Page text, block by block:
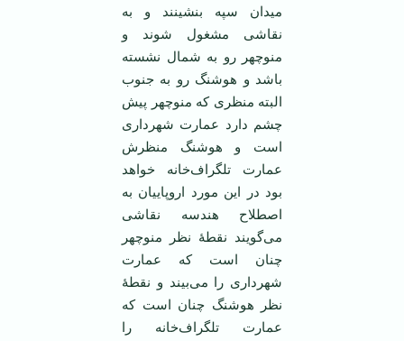
میدان سپه بنشینند و به
نقاشی مشغول شوند و
منوچهر رو به شمال نشسته
باشد و هوشنگ رو به جنوب
البته منظری که منوچهر پیش
چشم دارد عمارت شهرداری
است و هوشنگ منظرش
عمارت تلگراف‌خانه خواهد
بود در این مورد اروپاییان به
اصطلاح هندسه نقاشی
می‌گویند نقطۀ نظر منوچهر
چنان است که عمارت
شهرداری را می‌بیند و نقطۀ
نظر هوشنگ چنان است که
عمارت تلگراف‌خانه را